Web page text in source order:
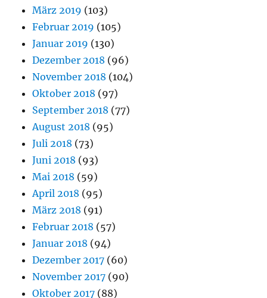
März 2019 (103)
Februar 2019 (105)
Januar 2019 (130)
Dezember 2018 (96)
November 2018 (104)
Oktober 2018 (97)
September 2018 (77)
August 2018 (95)
Juli 2018 (73)
Juni 2018 (93)
Mai 2018 (59)
April 2018 (95)
März 2018 (91)
Februar 2018 (57)
Januar 2018 (94)
Dezember 2017 (60)
November 2017 (90)
Oktober 2017 (88)